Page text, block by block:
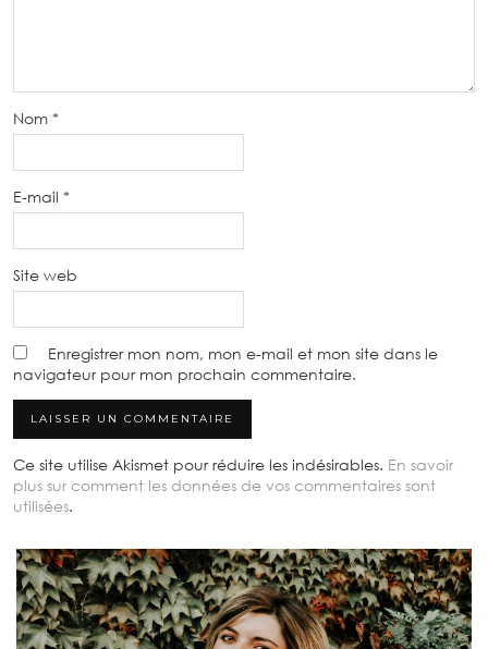
Nom *
E-mail *
Site web
Enregistrer mon nom, mon e-mail et mon site dans le
navigateur pour mon prochain commentaire.
Ce site utilise Akismet pour réduire les indésirables. En savoir
plus sur comment les données de vos commentaires sont
utilisées.